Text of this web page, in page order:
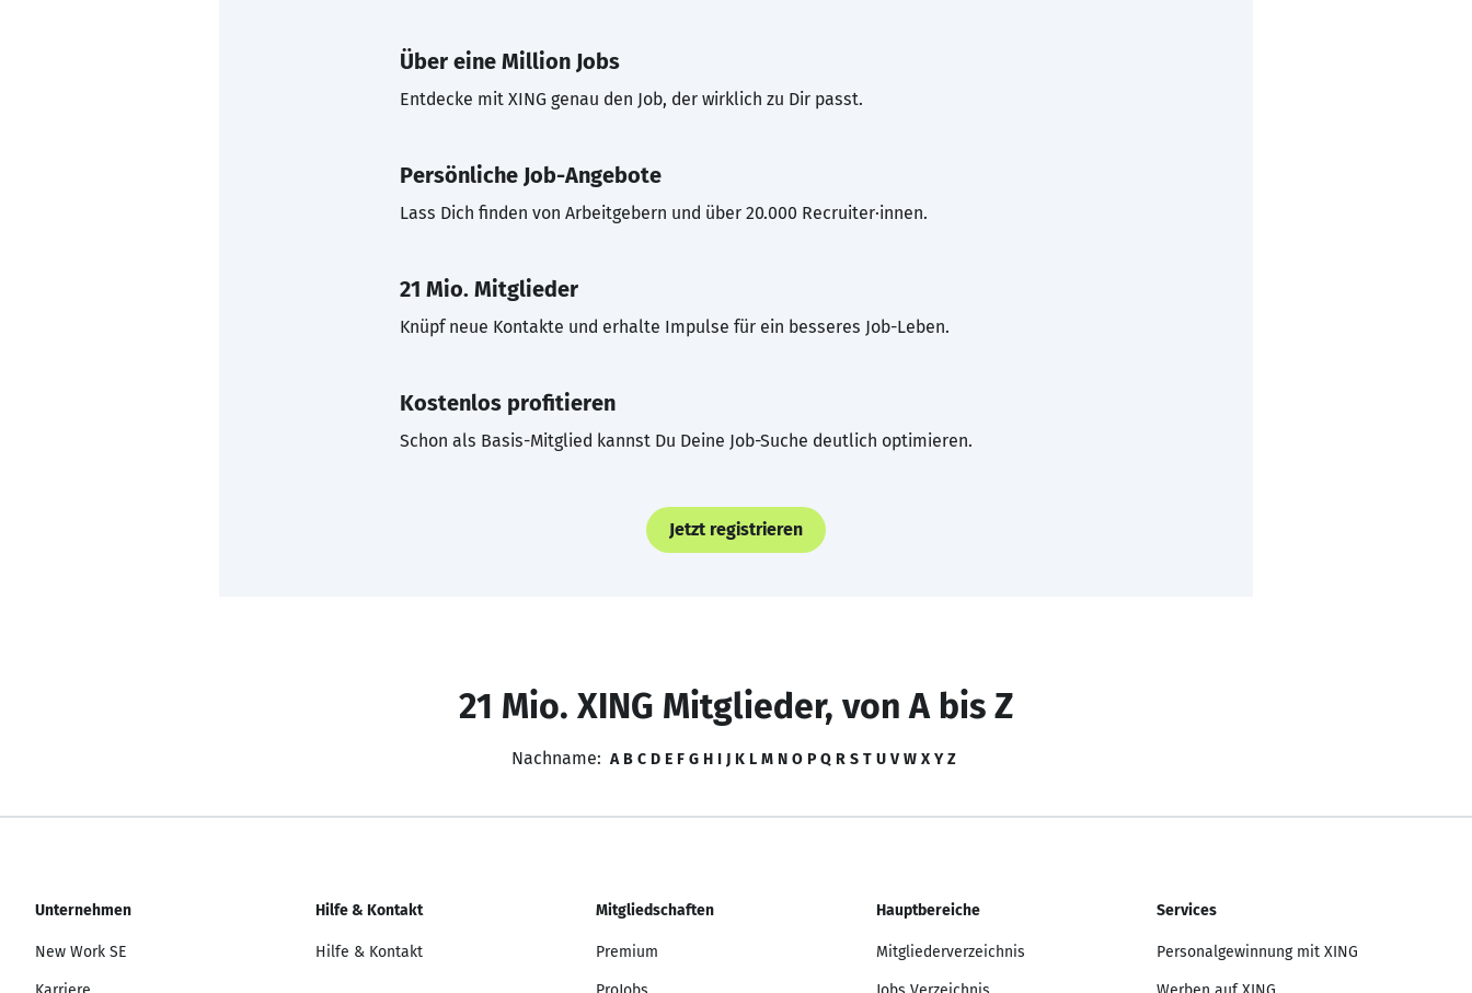
Über eine Million Jobs
Entdecke mit XING genau den Job, der wirklich zu Dir passt.
Persönliche Job-Angebote
Lass Dich finden von Arbeitgebern und über 20.000 Recruiter·innen.
21 Mio. Mitglieder
Knüpf neue Kontakte und erhalte Impulse für ein besseres Job-Leben.
Kostenlos profitieren
Schon als Basis-Mitglied kannst Du Deine Job-Suche deutlich optimieren.
Jetzt registrieren
21 Mio. XING Mitglieder, von A bis Z
Nachname: A B C D E F G H I J K L M N O P Q R S T U V W X Y Z
Unternehmen
New Work SE
Hilfe & Kontakt
Hilfe & Kontakt
Mitgliedschaften
Premium
Hauptbereiche
Mitgliederverzeichnis
Services
Personalgewinnung mit XING